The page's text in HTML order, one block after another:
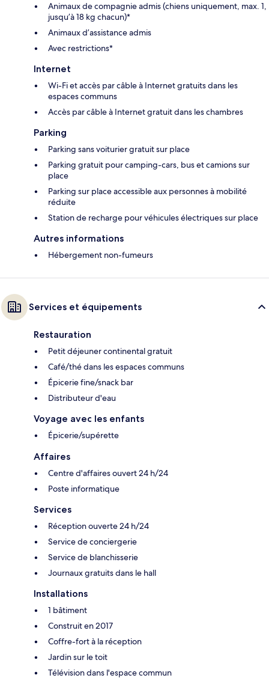
Animaux de compagnie admis (chiens uniquement, max. 1,
jusqu’à 18 kg chacun)*
Animaux d’assistance admis
Avec restrictions*
Internet
Wi-Fi et accès par câble à Internet gratuits dans les
espaces communs
Accès par câble à Internet gratuit dans les chambres
Parking
Parking sans voiturier gratuit sur place
Parking gratuit pour camping-cars, bus et camions sur
place
Parking sur place accessible aux personnes à mobilité
réduite
Station de recharge pour véhicules électriques sur place
Autres informations
Hébergement non-fumeurs
Services et équipements
Restauration
Petit déjeuner continental gratuit
Café/thé dans les espaces communs
Épicerie fine/snack bar
Distributeur d'eau
Voyage avec les enfants
Épicerie/supérette
Affaires
Centre d'affaires ouvert 24 h/24
Poste informatique
Services
Réception ouverte 24 h/24
Service de conciergerie
Service de blanchisserie
Journaux gratuits dans le hall
Installations
1 bâtiment
Construit en 2017
Coffre-fort à la réception
Jardin sur le toit
Télévision dans l'espace commun